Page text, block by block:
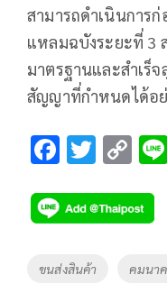
สามารถดำเนินการ
แหลมฉบังระยะที่ 3
มาตรฐานและสำเร็
สัญญาที่กำหนดได้อ
F
e
b
o
T
tt
er
C
p
y
Li
Tags
ขนส่งสินค้า คมนา